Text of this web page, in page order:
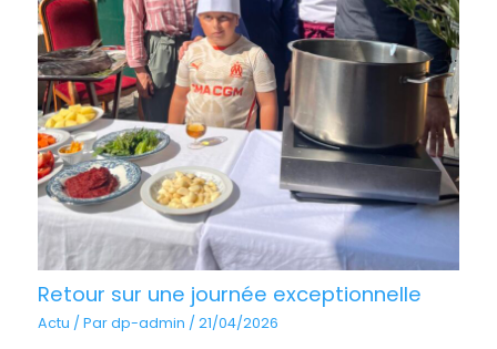
Retour sur une journée exceptionnelle
Actu / Pardp-admin /21/04/2026